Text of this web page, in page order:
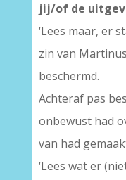
jij/of de
‘Lees maar, er
zin van
beschermd.
Achteraf pas
onbewust had
van had
‘Lees wat er